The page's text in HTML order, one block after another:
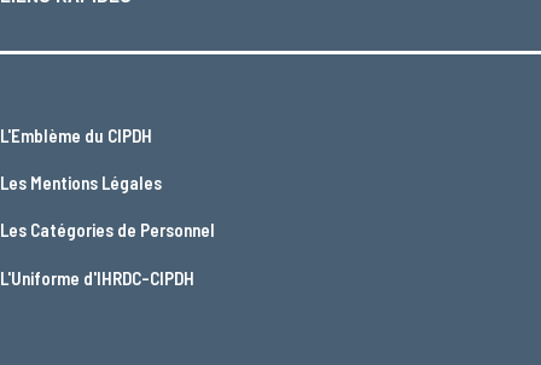
L'Emblème du CIPDH
Les Mentions Légales
Les Catégories de Personnel
L'Uniforme d'IHRDC-CIPDH